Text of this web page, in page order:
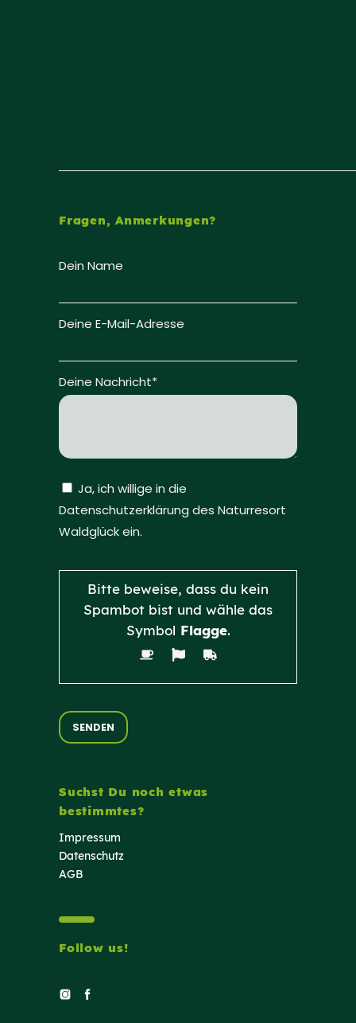
Fragen, Anmerkungen?
Dein Name
Deine E-Mail-Adresse
Deine Nachricht*
Ja, ich willige in die
Datenschutzerklärung des Naturresort
Waldglück ein.
Bitte beweise, dass du kein
Spambot bist und wähle das
Symbol Flagge.
Suchst Du noch etwas
bestimmtes?
Impressum
Datenschutz
AGB
Follow us!